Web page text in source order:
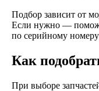
Подбор зависит от
Если нужно —
по серийному
Как
При выборе